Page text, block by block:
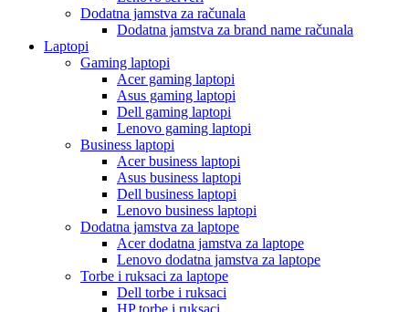
Dodatna jamstva za računala
Dodatna jamstva za brand name računala
Laptopi
Gaming laptopi
Acer gaming laptopi
Asus gaming laptopi
Dell gaming laptopi
Lenovo gaming laptopi
Business laptopi
Acer business laptopi
Asus business laptopi
Dell business laptopi
Lenovo business laptopi
Dodatna jamstva za laptope
Acer dodatna jamstva za laptope
Lenovo dodatna jamstva za laptope
Torbe i ruksaci za laptope
Dell torbe i ruksaci
HP torbe i ruksaci